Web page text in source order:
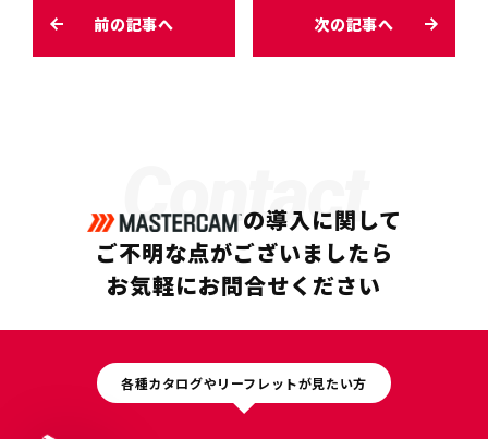
前の記事へ 次の記事へ
Contact
の導入に関して
ご不明な点がございましたら
お気軽にお問合せください
各種カタログやリーフレットが見たい方